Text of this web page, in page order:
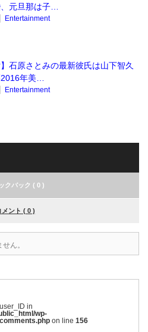
元旦那は子…
Entertainment
】石原さとみの最新彼氏は山下智久
2016年美…
Entertainment
クバック ( 0 )
メント ( 0 )
ん。
in
wp-
on line 156